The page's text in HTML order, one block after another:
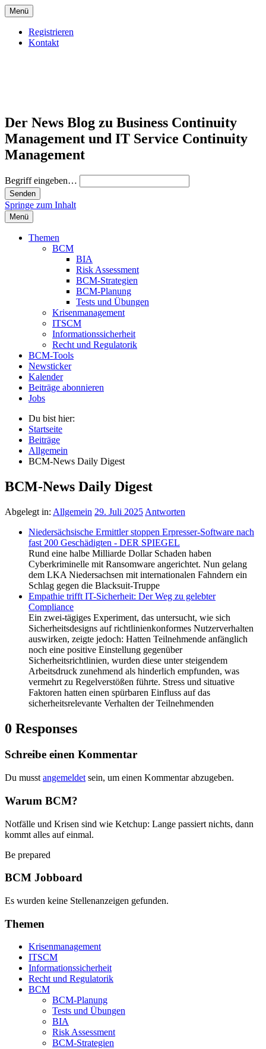
Menü
Registrieren
Kontakt
Der News Blog zu Business Continuity
Management und IT Service Continuity
Management
Begriff eingeben…
Springe zum Inhalt
Menü
Themen
BCM
BIA
Risk Assessment
BCM-Strategien
BCM-Planung
Tests und Übungen
Krisenmanagement
ITSCM
Informationssicherheit
Recht und Regulatorik
BCM-Tools
Newsticker
Kalender
Beiträge abonnieren
Jobs
Du bist hier:
Startseite
Beiträge
Allgemein
BCM-News Daily Digest
BCM-News Daily Digest
Abgelegt in: Allgemein 29. Juli 2025 Antworten
Niedersächsische Ermittler stoppen Erpresser-Software nach
fast 200 Geschädigten - DER SPIEGEL
Rund eine halbe Milliarde Dollar Schaden haben
Cyberkriminelle mit Ransomware angerichtet. Nun gelang
dem LKA Niedersachsen mit internationalen Fahndern ein
Schlag gegen die Blacksuit-Truppe
Empathie trifft IT-Sicherheit: Der Weg zu gelebter
Compliance
Ein zwei-tägiges Experiment, das untersucht, wie sich
Sicherheitsdesigns auf richtlinienkonformes Nutzerverhalten
auswirken, zeigte jedoch: Hatten Teilnehmende anfänglich
noch eine positive Einstellung gegenüber
Sicherheitsrichtlinien, wurden diese unter steigendem
Arbeitsdruck zunehmend als hinderlich empfunden, was
vermehrt zu Regelverstößen führte. Stress und situative
Faktoren hatten einen spürbaren Einfluss auf das
sicherheitsrelevante Verhalten der Teilnehmenden
0 Responses
Schreibe einen Kommentar
Du musst angemeldet sein, um einen Kommentar abzugeben.
Warum BCM?
Notfälle und Krisen sind wie Ketchup: Lange passiert nichts, dann
kommt alles auf einmal.
Be prepared
BCM Jobboard
Es wurden keine Stellenanzeigen gefunden.
Themen
Krisenmanagement
ITSCM
Informationssicherheit
Recht und Regulatorik
BCM
BCM-Planung
Tests und Übungen
BIA
Risk Assessment
BCM-Strategien